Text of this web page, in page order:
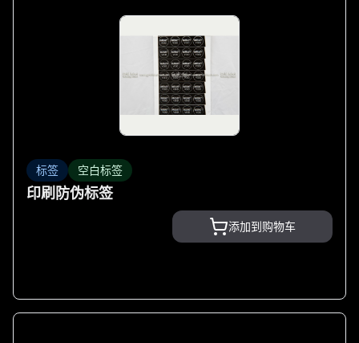
标签 空白标签
印刷防伪标签
添加到购物车